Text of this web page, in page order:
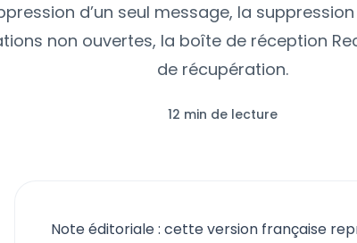
d’un seul message, la
non ouvertes, la boîte de réception
de récupération.
12 min de lecture
Note éditoriale : cette version française